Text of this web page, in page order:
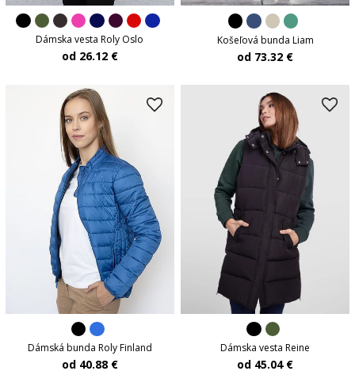
Dámska vesta Roly Oslo
od 26.12 €
Košeľová bunda Liam
od 73.32 €
Dámská bunda Roly Finland
od 40.88 €
Dámska vesta Reine
od 45.04 €